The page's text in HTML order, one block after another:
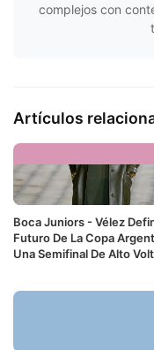
complejos con
Artículos
Boca Juniors - Vélez
Futuro De La Copa
Una Semifinal De Alto